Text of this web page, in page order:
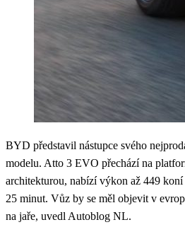
BYD představil nástupce svého
modelu. Atto 3 EVO přechází na
architekturou, nabízí výkon až 449 koní
25 minut. Vůz by se měl objevit v
na jaře, uvedl Autoblog NL.